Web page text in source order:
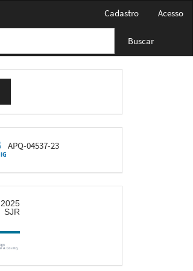
Cadastro Acesso
Buscar
APQ-04537-23
2025
SJR